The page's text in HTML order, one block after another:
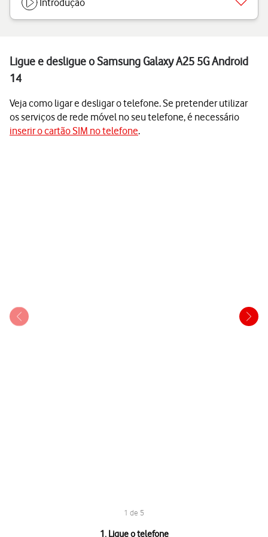
Introdução
Ligue e desligue o Samsung Galaxy A25 5G Android
14
Veja como ligar e desligar o telefone. Se pretender utilizar
os serviços de rede móvel no seu telefone, é necessário
inserir o cartão SIM no telefone.
1 de 5
1. Ligue o telefone